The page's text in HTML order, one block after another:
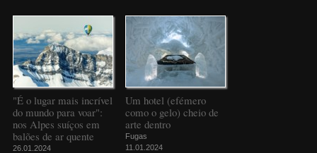
"É o lugar mais incrível
do mundo para voar":
nos Alpes suíços em
balões de ar quente
26.01.2024
Um hotel (efémero
como o gelo) cheio de
arte dentro
Fugas
11.01.2024